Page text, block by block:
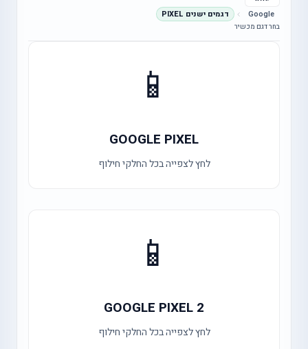
Google
דגמים ישנים PIXEL
בחר דגם מכשיר
📱
GOOGLE PIXEL
לחץ לצפייה בכל החלקי חילוף
📱
GOOGLE PIXEL 2
לחץ לצפייה בכל החלקי חילוף